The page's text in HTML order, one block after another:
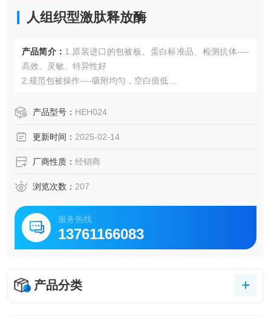
人组织型激肽释放酶
产品简介： 1.原装进口的包被板、蛋白标准品、检测抗体----
高效、灵敏、特异性好
2.规范包被操作----吸附均匀，空白值低
4.适用于血浆、血清、组织匀浆液、细胞培养上清液、尿液、
5.可检测动物类型丰富：人、猴、大鼠、小鼠、兔、猪、犬、
6.检测指标齐全：炎症因子、血管生成素、动脉粥样硬化因
子、趋化因子、生长因子、基质金属蛋白酶、脂肪因子等。
产品型号： HEH024
更新时间： 2025-02-14
厂商性质： 经销商
浏览次数： 207
服务热线
13761166083
产品分类